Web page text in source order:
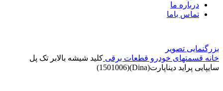
درباره ما
تماس باما
بزرگنمایی تصویر
خانه قسمتهای خودرو قطعات برقی کلید شیشه بالابر تک پل
سایپایی پراید دیناپارت(Dina)(1501006)